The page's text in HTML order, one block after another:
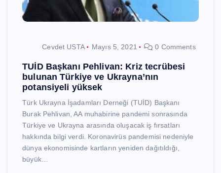
Cevdet USTA Mayıs 5, 2021 0 Comments
TUİD Başkanı Pehlivan: Kriz tecrübesi
bulunan Türkiye ve Ukrayna’nın
potansiyeli yüksek
Türk Ukrayna İşadamları Derneği (TUİD) Başkanı
Burak Pehlivan, AA muhabirine pandemi sonrasında
Türkiye ve Ukrayna arasında oluşacak iş fırsatları
hakkında bilgi verdi. Koronavirüs pandemisi nedeniyle
dünya ekonomisinde kartların yeniden dağıtıldığı,
büyük…